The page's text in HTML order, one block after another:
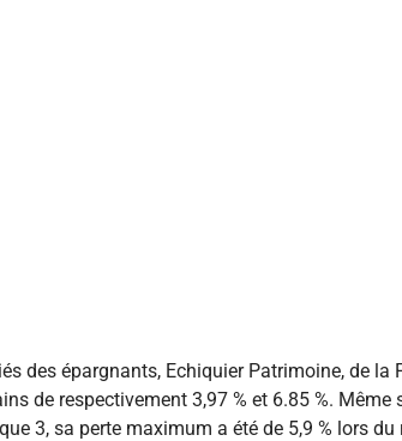
épargnants, Echiquier Patrimoine, de la
de respectivement 3,97 % et 6.85 %.
3, sa perte maximum a été de 5,9 % lors